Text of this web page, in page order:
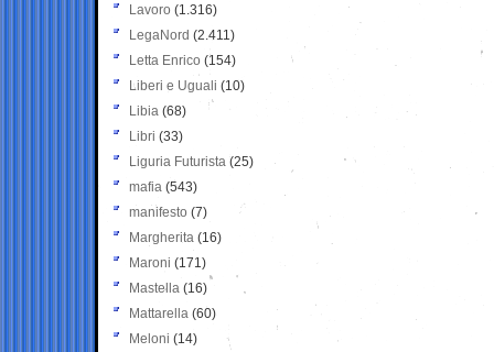
Lavoro (1.316)
LegaNord (2.411)
Letta Enrico (154)
Liberi e Uguali (10)
Libia (68)
Libri (33)
Liguria Futurista (25)
mafia (543)
manifesto (7)
Margherita (16)
Maroni (171)
Mastella (16)
Mattarella (60)
Meloni (14)